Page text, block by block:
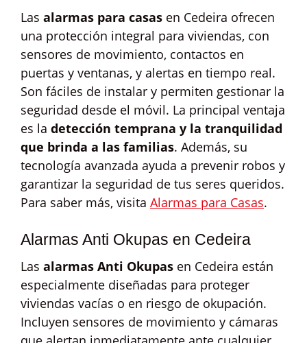
Las alarmas para casas en Cedeira ofrecen
una protección integral para viviendas, con
sensores de movimiento, contactos en
puertas y ventanas, y alertas en tiempo real.
Son fáciles de instalar y permiten gestionar la
seguridad desde el móvil. La principal ventaja
es la detección temprana y la tranquilidad
que brinda a las familias. Además, su
tecnología avanzada ayuda a prevenir robos y
garantizar la seguridad de tus seres queridos.
Para saber más, visita Alarmas para Casas.
Alarmas Anti Okupas en Cedeira
Las alarmas Anti Okupas en Cedeira están
especialmente diseñadas para proteger
viviendas vacías o en riesgo de okupación.
Incluyen sensores de movimiento y cámaras